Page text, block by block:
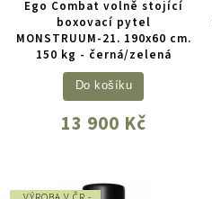
Ego Combat volně stojící
boxovací pytel
MONSTRUUM-21. 190x60 cm.
150 kg - černá/zelená
13 900 Kč
Do košíku